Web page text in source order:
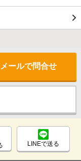
メールで問合せ
LINEで送る